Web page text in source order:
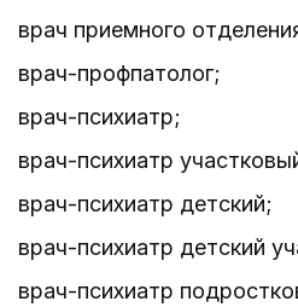
врач приемного
врач-профпатолог;
врач-психиатр;
врач-психиатр
врач-психиатр детский;
врач-психиатр детский
врач-психиатр